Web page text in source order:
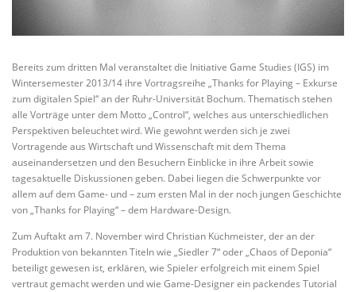
Bereits zum dritten Mal veranstaltet die Initiative Game Studies (IGS) im
Wintersemester 2013/14 ihre Vortragsreihe „Thanks for Playing – Exkurse
zum digitalen Spiel“ an der Ruhr-Universität Bochum. Thematisch stehen
alle Vorträge unter dem Motto „Control“, welches aus unterschiedlichen
Perspektiven beleuchtet wird. Wie gewohnt werden sich je zwei
Vortragende aus Wirtschaft und Wissenschaft mit dem Thema
auseinandersetzen und den Besuchern Einblicke in ihre Arbeit sowie
tagesaktuelle Diskussionen geben. Dabei liegen die Schwerpunkte vor
allem auf dem Game- und – zum ersten Mal in der noch jungen Geschichte
von „Thanks for Playing“ – dem Hardware-Design.
Zum Auftakt am 7. November wird Christian Küchmeister, der an der
Produktion von bekannten Titeln wie „Siedler 7“ oder „Chaos of Deponia“
beteiligt gewesen ist, erklären, wie Spieler erfolgreich mit einem Spiel
vertraut gemacht werden und wie Game-Designer ein packendes Tutorial